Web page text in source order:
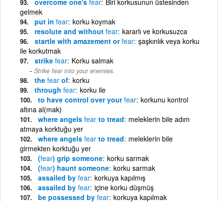
gelmek
put in fear korku koymak
resolute and without fear kararlı ve korkusuzca
startle with amazement orfear şaşkınlık veya korku
ile korkutmak
strike fear Korku salmak
Strike fear into your enemies.
the fear of korku
through fear korku ile
to have control over yourfear korkunu kontrol
altına al(mak)
where angels fear to tread meleklerin bile adım
atmaya korktuğu yer
where angels fear to tread meleklerin bile
girmekten korktuğu yer
(fear) grip someone korku sarmak
(fear) haunt someone korku sarmak
assailed by fear korkuya kapılmış
assailed by fear içine korku düşmüş
be possessed by fear korkuya kapılmak